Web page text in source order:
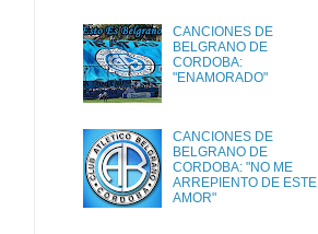
CANCIONES DE
BELGRANO DE
CORDOBA:
"ENAMORADO"
CANCIONES DE
BELGRANO DE
CORDOBA: "NO ME
ARREPIENTO DE ESTE
AMOR"